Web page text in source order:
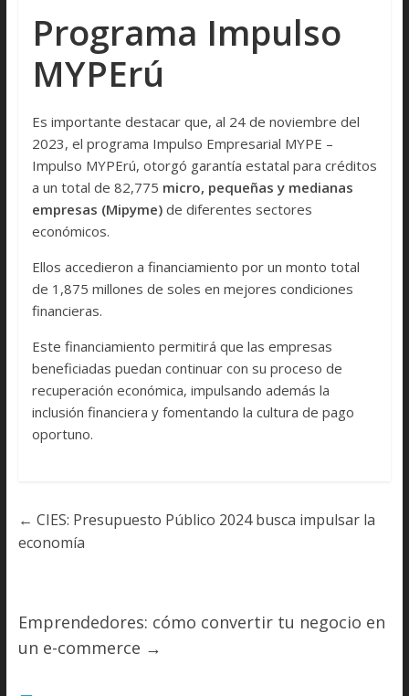
Programa Impulso
MYPErú
Es importante destacar que, al 24 de noviembre del
2023, el programa Impulso Empresarial MYPE –
Impulso MYPErú, otorgó garantía estatal para créditos
a un total de 82,775 micro, pequeñas y medianas
empresas (Mipyme)de diferentes sectores
económicos.
Ellos accedieron a financiamiento por un monto total
de 1,875 millones de soles en mejores condiciones
financieras.
Este financiamiento permitirá que las empresas
beneficiadas puedan continuar con su proceso de
recuperación económica, impulsando además la
inclusión financiera y fomentando la cultura de pago
oportuno.
← CIES: Presupuesto Público 2024 busca impulsar la
economía
Emprendedores: cómo convertir tu negocio en
un e-commerce →